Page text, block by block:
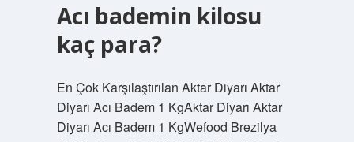
Acı bademin kilosu
kaç para?
En Çok Karşılaştırılan Aktar Diyarı Aktar
Diyarı Acı Badem 1 KgAktar Diyarı Aktar
Diyarı Acı Badem 1 KgWefood Brezilya